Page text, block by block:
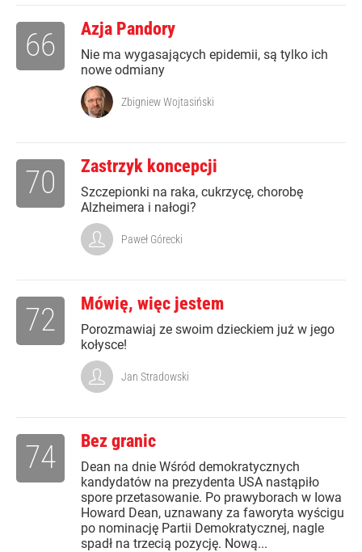
Azja Pandory
Nie ma wygasających epidemii, są tylko ich
nowe odmiany
66
Zbigniew Wojtasiński
Zastrzyk koncepcji
Szczepionki na raka, cukrzycę, chorobę
Alzheimera i nałogi?
70
Paweł Górecki
Mówię, więc jestem
Porozmawiaj ze swoim dzieckiem już w jego
kołysce!
72
Jan Stradowski
Bez granic
Dean na dnie Wśród demokratycznych
kandydatów na prezydenta USA nastąpiło
spore przetasowanie. Po prawyborach w Iowa
Howard Dean, uznawany za faworyta wyścigu
po nominację Partii Demokratycznej, nagle
spadł na trzecią pozycję. Nową...
74